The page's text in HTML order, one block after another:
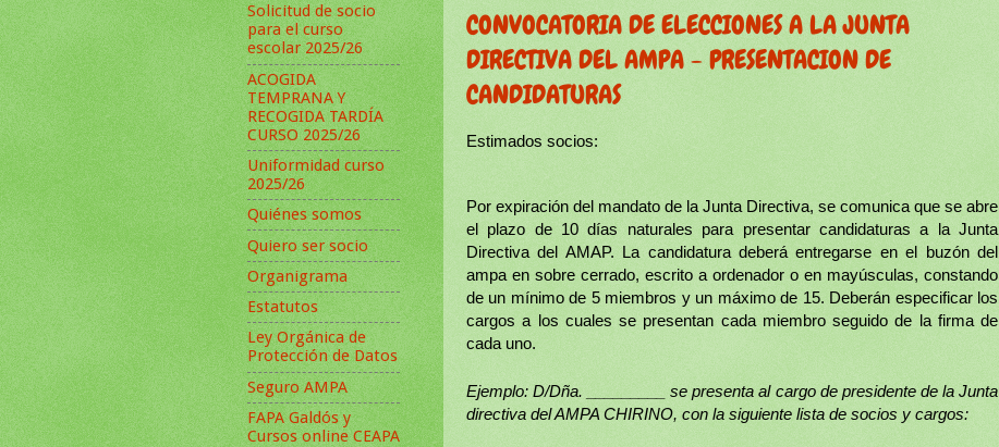
CONVOCATORIA DE ELECCIONES A LA JUNTA
DIRECTIVA DEL AMPA - PRESENTACION DE
CANDIDATURAS
Estimados socios:
Por expiración del mandato de la Junta Directiva, se comunica que se abre
el plazo de 10 días naturales para presentar candidaturas a la Junta
Directiva del AMAP. La candidatura deberá entregarse en el buzón del
ampa en sobre cerrado, escrito a ordenador o en mayúsculas, constando
de un mínimo de 5 miembros y un máximo de 15. Deberán especificar los
cargos a los cuales se presentan cada miembro seguido de la firma de
cada uno.
Ejemplo: D/Dña. _________ se presenta al cargo de presidente de la Junta
directiva del AMPA CHIRINO, con la siguiente lista de socios y cargos:
Solicitud de socio
para el curso
escolar 2025/26
ACOGIDA
TEMPRANA Y
RECOGIDA TARDÍA
CURSO 2025/26
Uniformidad curso
2025/26
Quiénes somos
Quiero ser socio
Organigrama
Estatutos
Ley Orgánica de
Protección de Datos
Seguro AMPA
FAPA Galdós y
Cursos online CEAPA